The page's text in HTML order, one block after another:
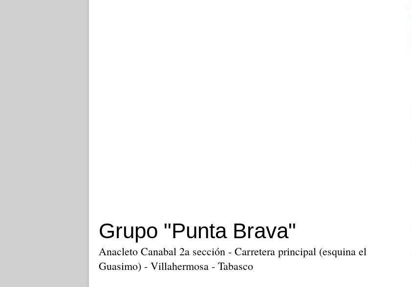
Grupo "Punta Brava"
Anacleto Canabal 2a sección - Carretera principal (esquina el
Guasimo) - Villahermosa - Tabasco